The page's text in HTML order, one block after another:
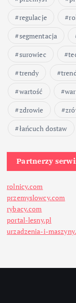
regulacje
segmentacja
surowiec
trendy
wartość
zdrowie
łańcuch dostaw
Partnerzy
rolnicy.com
przemyslowcy.com
rybacy.com
portal-lesny.pl
urzadzenia-i-